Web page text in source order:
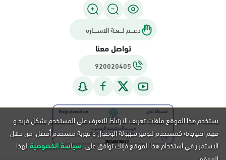
دعـــم لـــغـة الاشــــارة
تواصل معنا
920020405
يستخدم هذا الموقع ملفات تعريف الارتباط للتعرف على المستخدم بشكل فريد و
فهم احتياجاته كمستخدم لتوفير سهولة الوصول و تجربة مستخدم أفضل. من خلال
الاستمرار في استخدام هذا الموقع فإنك توافق على سياسة الخصوصية لهذا